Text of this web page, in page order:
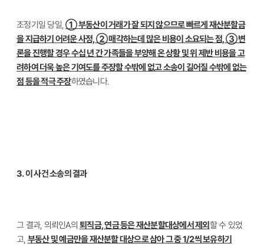
조정기일 당일,① 부동산이 거래가 잘 되지 않으므로 빠르게 재산분할금
을 지급하기 어려운 사정, ② 매각하는데 많은 비용이 소요되는 점, ③ 변
론을 진행할 경우 수십 년 간 가족들을 부양해 온 상황 및 위 제반 비용을 고
려하여 더욱 높은 기여도를 주장할 수밖에 없고 소송이 길어질 수밖에 없는
점 등을 적극 주장하였습니다.
3. 이 사건 소송의 결과
그 결과, 의뢰인A의 퇴직금, 연금 등은 재산분할대상에서 제외 할 수 있었
고, 부동산 및 예금만을 재산분할 대상으로 삼아 그 중 1/2씩 보유하기